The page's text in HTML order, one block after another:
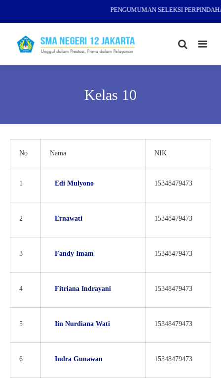
PENGUMUMAN SELEKSI
Kelas 10
No Nama NIK
1 Edi Mulyono 15348479473
2 Ernawati 15348479473
3 Fandy Imam 15348479473
4 Fitriana Indrayani 15348479473
5 Iin Nurdiana Wati 15348479473
6 Indra Gunawan 15348479473